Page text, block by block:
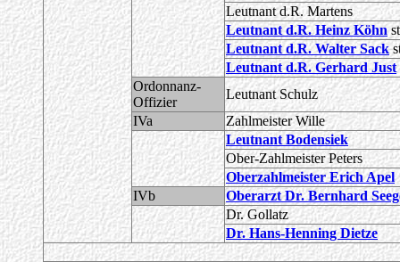
Leutnant d.R. Martens
Leutnant d.R. Heinz Köhn
Leutnant d.R. Walter Sack
Leutnant d.R. Gerhard Just
Ordonnanz-
Offizier
Leutnant Schulz
IVa
Zahlmeister Wille
Leutnant Bodensiek
Ober-Zahlmeister Peters
Oberzahlmeister Erich Apel
IVb
Oberarzt Dr. Bernhard
Dr. Gollatz
Dr. Hans-Henning Dietze